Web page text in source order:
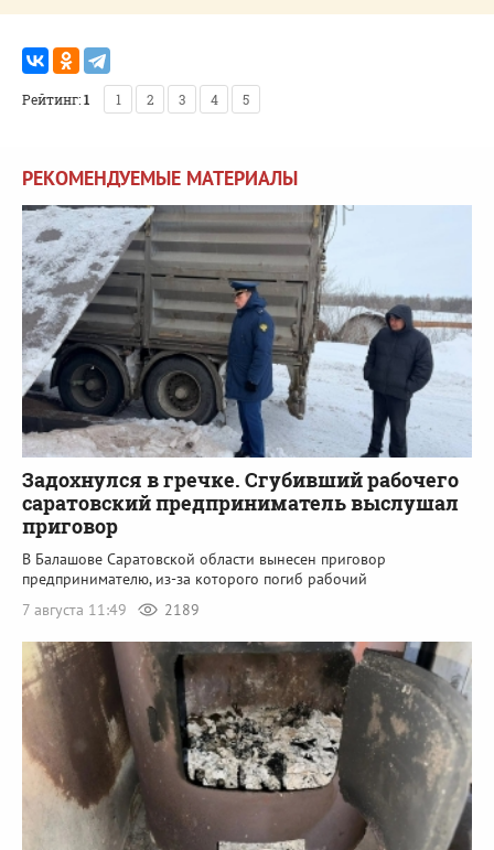
Рейтинг:1 1 2 3 4 5
РЕКОМЕНДУЕМЫЕ МАТЕРИАЛЫ
Задохнулся в гречке. Сгубивший рабочего
саратовский предприниматель выслушал
приговор
В Балашове Саратовской области вынесен приговор
предпринимателю, из-за которого погиб рабочий
7 августа 11:49
2189